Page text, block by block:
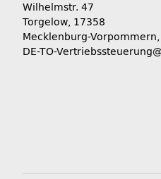
Wilhelmstr. 47
Torgelow, 17358
Mecklenburg-Vorpommern,
DE-TO-